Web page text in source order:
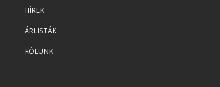
HÍREK
ÁRLISTÁK
RÓLUNK